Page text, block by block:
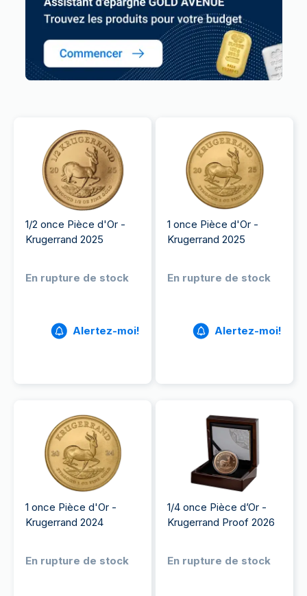
1/2 once Pièce d'Or -
Krugerrand 2025
En rupture de stock
Alertez-moi!
1 once Pièce d'Or -
Krugerrand 2025
En rupture de stock
Alertez-moi!
1 once Pièce d'Or -
Krugerrand 2024
En rupture de stock
1/4 once Pièce d’Or -
Krugerrand Proof 2026
En rupture de stock